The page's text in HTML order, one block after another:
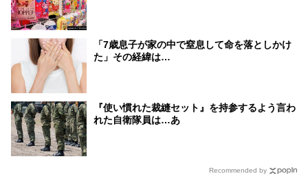
「7歳息子が家の中で窒息して命を落としかけ
た」その経緯は…
『使い慣れた裁縫セット』を持参するよう言わ
れた自衛隊員は…あ
Recommended by